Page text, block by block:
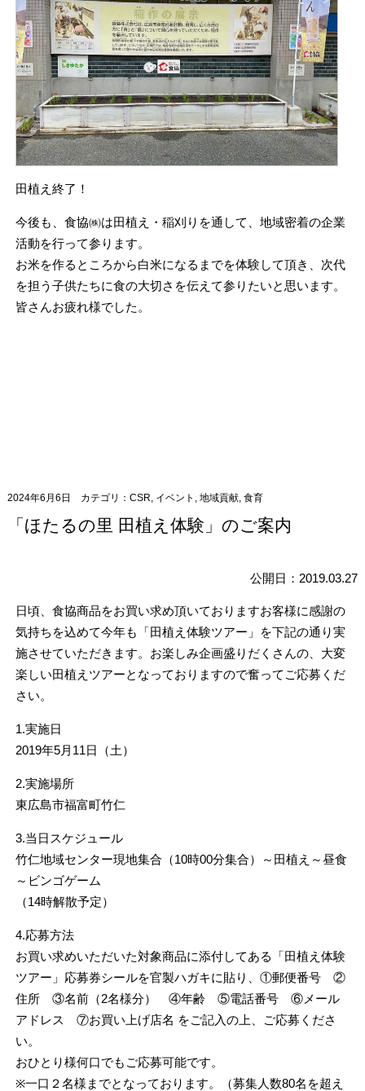
田植え終了！
今後も、食協㈱は田植え・稲刈りを通して、地域密着の企業
活動を行って参ります。
お米を作るところから白米になるまでを体験して頂き、次代
を担う子供たちに食の大切さを伝えて参りたいと思います。
皆さんお疲れ様でした。
2024年6月6日 カテゴリ： CSR イベント 地域貢献, 食育
「ほたるの里 田植え体験」のご案内
公開日：2019.03.27
日頃、食協商品をお買い求め頂いておりますお客様に感謝の
気持ちを込めて今年も「田植え体験ツアー」を下記の通り実
施させていただきます。お楽しみ企画盛りだくさんの、大変
楽しい田植えツアーとなっておりますので奮ってご応募くだ
さい。
1.実施日
2019年5月11日（土）
2.実施場所
東広島市福富町竹仁
3.当日スケジュール
竹仁地域センター現地集合（10時00分集合）～田植え～昼食
～ビンゴゲーム
（14時解散予定）
4.応募方法
お買い求めいただいた対象商品に添付してある「田植え体験
ツアー」応募券シールを官製ハガキに貼り、①郵便番号 ②
住所 ③名前（2名様分） ④年齢 ⑤電話番号 ⑥メール
アドレス ⑦お買い上げ店名 をご記入の上、ご応募くださ
い。
おひとり様何口でもご応募可能です。
※一口２名様までとなっております。（募集人数80名を超え